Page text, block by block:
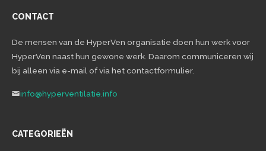
CONTACT
De mensen van de HyperVen organisatie doen hun werk voor
HyperVen naast hun gewone werk. Daarom communiceren wij
bij alleen via e-mail of via het contactformulier.
info@hyperventilatie.info
CATEGORIEËN